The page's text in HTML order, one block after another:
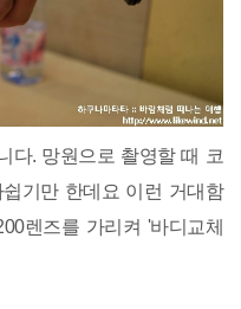
다. 망원으로 촬영할 때 코
기만 한데요 이런 거대함
렌즈를 가리켜 '바디교체